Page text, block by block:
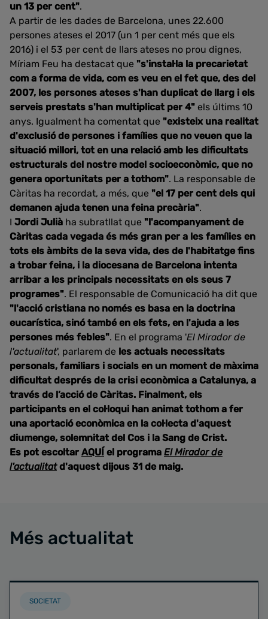
un 13 per cent".
A partir de les dades de Barcelona, unes 22.600
persones ateses el 2017 (un 1 per cent més que els
2016) i el 53 per cent de llars ateses no prou dignes,
Míriam Feu ha destacat que "s'instal·la la precarietat
com a forma de vida, com es veu en el fet que, des del
2007, les persones ateses s'han duplicat de llarg i els
serveis prestats s'han multiplicat per 4" els últims 10
anys. Igualment ha comentat que "existeix una realitat
d'exclusió de persones i famílies que no veuen que la
situació millori, tot en una relació amb les dificultats
estructurals del nostre model socioeconòmic, que no
genera oportunitats per a tothom". La responsable de
Càritas ha recordat, a més, que "el 17 per cent dels qui
demanen ajuda tenen una feina precària".
I Jordi Julià ha subratllat que "l'acompanyament de
Càritas cada vegada és més gran per a les famílies en
tots els àmbits de la seva vida, des de l'habitatge fins
a trobar feina, i la diocesana de Barcelona intenta
arribar a les principals necessitats en els seus 7
programes". El responsable de Comunicació ha dit que
"l'acció cristiana no només es basa en la doctrina
eucarística, sinó també en els fets, en l'ajuda a les
persones més febles". En el programa 'El Mirador de
l'actualitat', parlarem de les actuals necessitats
personals, familiars i socials en un moment de màxima
dificultat després de la crisi econòmica a Catalunya, a
través de l’acció de Càritas. Finalment, els
participants en el col·loqui han animat tothom a fer
una aportació econòmica en la col·lecta d'aquest
diumenge, solemnitat del Cos i la Sang de Crist.
Es pot escoltar AQUÍ el programa El Mirador de
l'actualitatd'aquest dijous 31 de maig.
Més actualitat
SOCIETAT